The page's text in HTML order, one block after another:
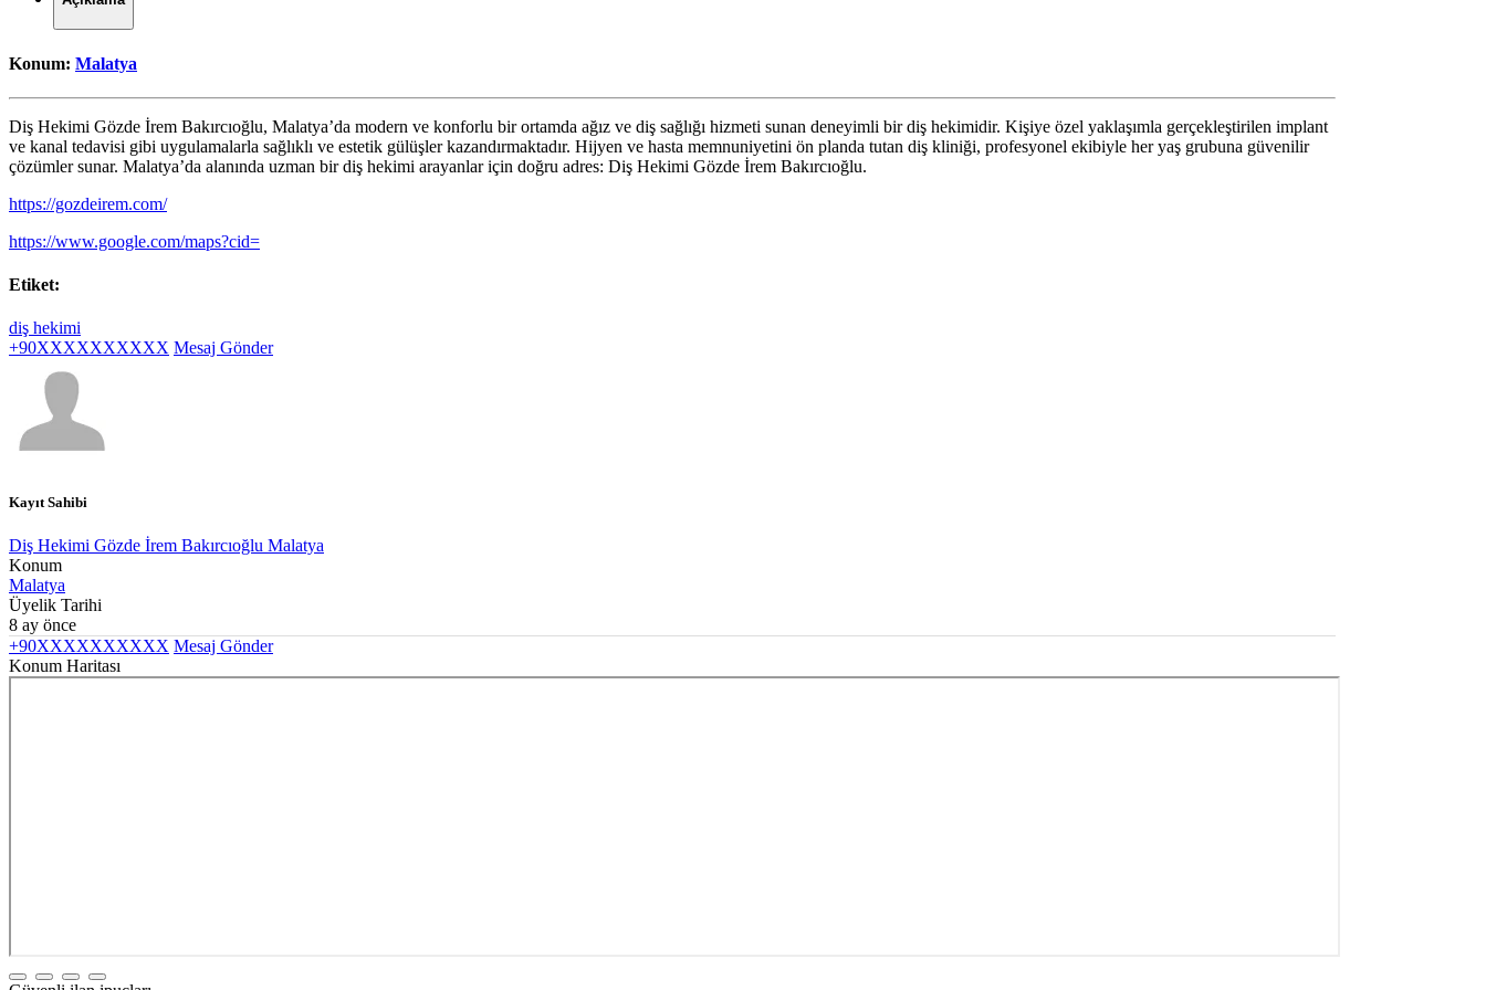
Konum: Malatya
Diş Hekimi Gözde İrem Bakırcıoğlu, Malatya’da modern ve konforlu bir ortamda ağız ve diş sağlığı hizmeti sunan deneyimli bir diş hekimidir. Kişiye özel yaklaşımla gerçekleştirilen implant
ve kanal tedavisi gibi uygulamalarla sağlıklı ve estetik gülüşler kazandırmaktadır. Hijyen ve hasta memnuniyetini ön planda tutan diş kliniği, profesyonel ekibiyle her yaş grubuna güvenilir
çözümler sunar. Malatya’da alanında uzman bir diş hekimi arayanlar için doğru adres: Diş Hekimi Gözde İrem Bakırcıoğlu.
https://gozdeirem.com/
https://www.google.com/maps?cid=
Etiket:
diş hekimi
+90XXXXXXXXXX Mesaj Gönder
Kayıt Sahibi
Diş Hekimi Gözde İrem Bakırcıoğlu Malatya
Konum
Malatya
Üyelik Tarihi
8 ay önce
+90XXXXXXXXXX Mesaj Gönder
Konum Haritası